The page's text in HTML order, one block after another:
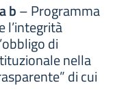
b– Programma
l’integrità
di
nella
di cui